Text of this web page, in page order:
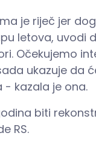
je riječ jer
letova, uvodi
Očekujemo
ukazuje da
- kazala je ona.
biti
RS.